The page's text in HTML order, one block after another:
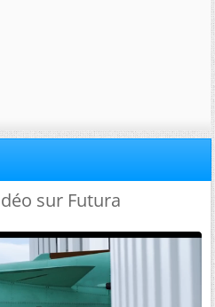
sur Futura